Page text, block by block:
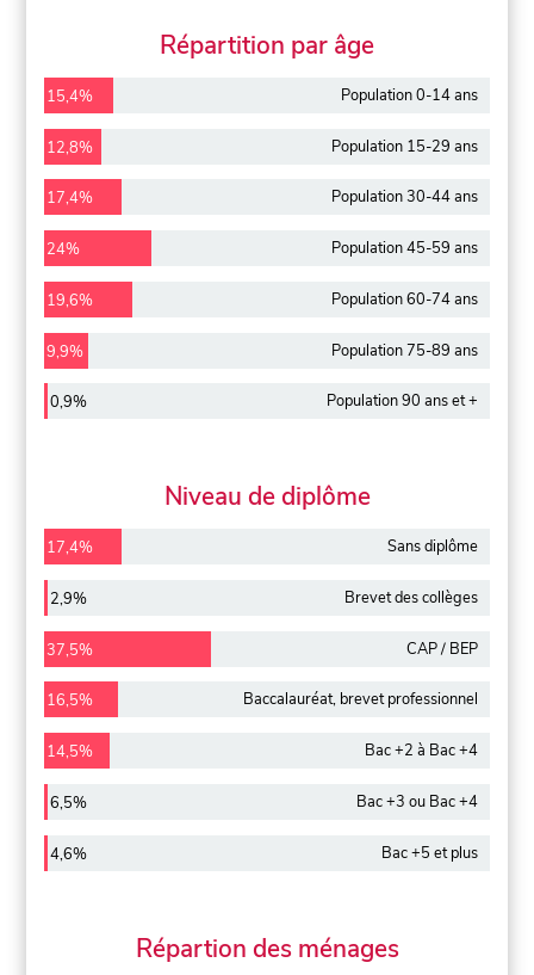
Répartition par âge
15,4% Population 0-14 ans
12,8% Population 15-29 ans
17,4% Population 30-44 ans
24% Population 45-59 ans
19,6% Population 60-74 ans
9,9% Population 75-89 ans
0,9% Population 90 ans et +
Niveau de diplôme
17,4% Sans diplôme
2,9% Brevet des collèges
37,5% CAP / BEP
16,5% Baccalauréat, brevet professionnel
14,5% Bac +2 à Bac +4
6,5% Bac +3 ou Bac +4
4,6% Bac +5 et plus
Répartion des ménages